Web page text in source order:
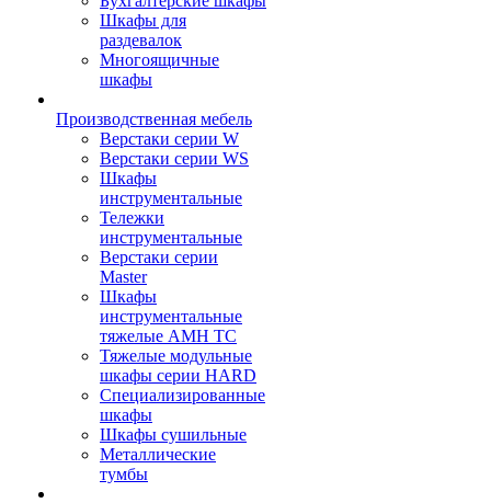
Шкафы для
раздевалок
Многоящичные
шкафы
Производственная мебель
Верстаки серии W
Верстаки серии WS
Шкафы
инструментальные
Тележки
инструментальные
Верстаки серии
Master
Шкафы
инструментальные
тяжелые AMH TC
Тяжелые модульные
шкафы серии HARD
Cпециализированные
шкафы
Шкафы сушильные
Металлические
тумбы